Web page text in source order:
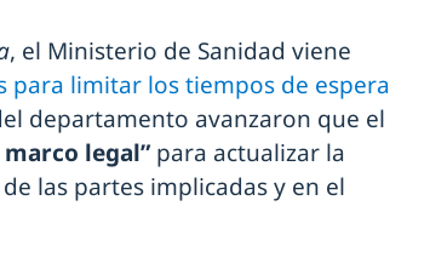
, el Ministerio de Sanidad viene
para limitar los tiempos de espera
departamento avanzaron que el
legal” para actualizar la
las partes implicadas y en el